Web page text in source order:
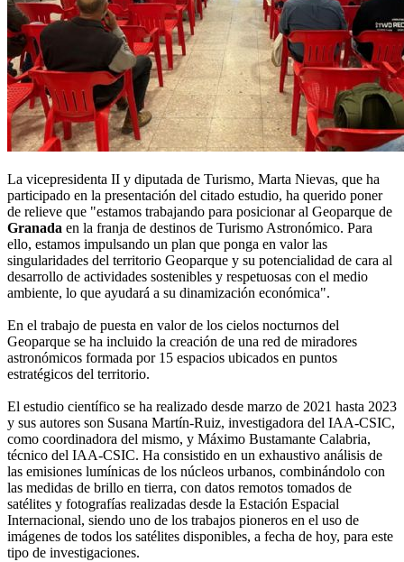
La vicepresidenta II y diputada de Turismo, Marta Nievas, que ha
participado en la presentación del citado estudio, ha querido poner
de relieve que "estamos trabajando para posicionar al Geoparque de
Granada en la franja de destinos de Turismo Astronómico. Para
ello, estamos impulsando un plan que ponga en valor las
singularidades del territorio Geoparque y su potencialidad de cara al
desarrollo de actividades sostenibles y respetuosas con el medio
ambiente, lo que ayudará a su dinamización económica".
En el trabajo de puesta en valor de los cielos nocturnos del
Geoparque se ha incluido la creación de una red de miradores
astronómicos formada por 15 espacios ubicados en puntos
estratégicos del territorio.
El estudio científico se ha realizado desde marzo de 2021 hasta 2023
y sus autores son Susana Martín-Ruiz, investigadora del IAA-CSIC,
como coordinadora del mismo, y Máximo Bustamante Calabria,
técnico del IAA-CSIC. Ha consistido en un exhaustivo análisis de
las emisiones lumínicas de los núcleos urbanos, combinándolo con
las medidas de brillo en tierra, con datos remotos tomados de
satélites y fotografías realizadas desde la Estación Espacial
Internacional, siendo uno de los trabajos pioneros en el uso de
imágenes de todos los satélites disponibles, a fecha de hoy, para este
tipo de investigaciones.